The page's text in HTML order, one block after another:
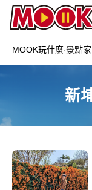
MOOK玩什麼‧景點家
新